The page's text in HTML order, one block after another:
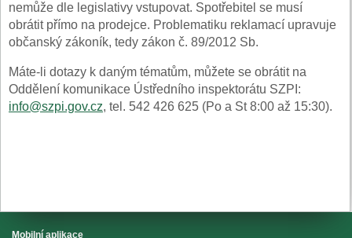
nemůže dle legislativy vstupovat. Spotřebitel se musí
obrátit přímo na prodejce. Problematiku reklamací upravuje
občanský zákoník, tedy zákon č. 89/2012 Sb.
Máte-li dotazy k daným tématům, můžete se obrátit na
Oddělení komunikace Ústředního inspektorátu SZPI:
info@szpi.gov.cz, tel. 542 426 625 (Po a St 8:00 až 15:30).
Mobilní aplikace